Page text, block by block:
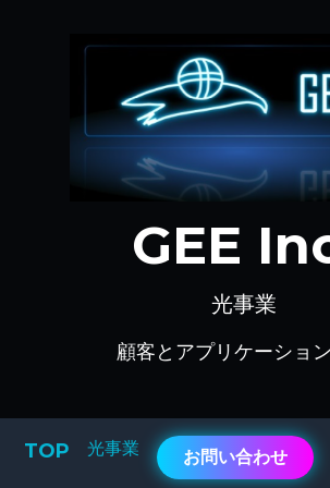
GEE
光事業
顧客とアプリケーショ
TOP 光事業 お問い合わせ